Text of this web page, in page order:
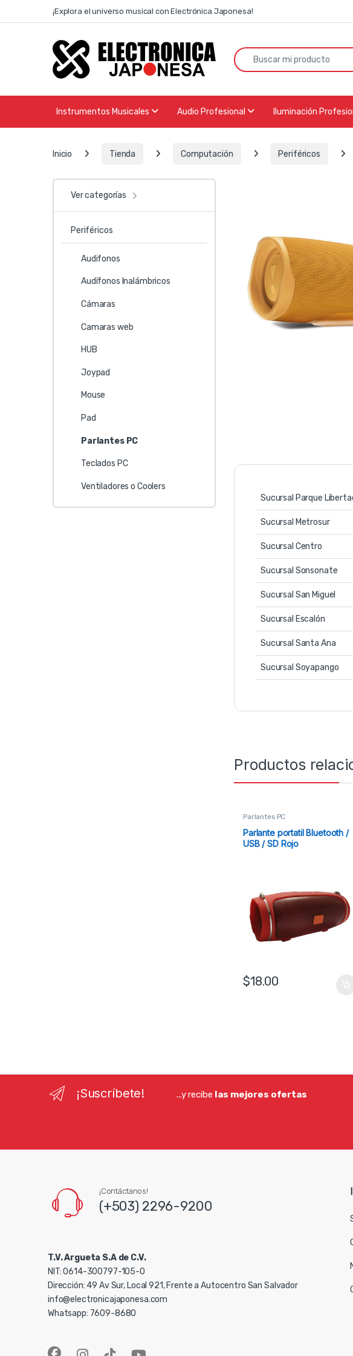
Skip to navigation
Skip to content¡Explora el universo musical con Electrónica Japonesa!
Search for:
Instrumentos Musicales Audio Profesional Iluminación
Inicio Tienda Computación Periféricos
Sucursal Parque
Sucursal Metrosur
Sucursal Centro
Sucursal Sonsonate
Sucursal San Miguel
Sucursal Escalón
Sucursal Santa Ana
Sucursal Soyapango
Productos
Parlantes PC
Parlante portatil Bluetooth /
USB / SD Rojo
$18.00
Ver categorías
Periféricos
Audifonos
Audífonos Inalámbricos
Cámaras
Camaras web
HUB
Joypad
Mouse
Pad
Parlantes PC
Teclados PC
Ventiladores o Coolers
¡Suscríbete! ...y recibe las mejores ofertas
¡Contáctanos!
(+503) 2296-9200
T.V. Argueta S.A de C.V.
NIT: 0614-300797-105-0
Dirección: 49 Av Sur, Local 921, Frente a Autocentro San Salvador
info@electronicajaponesa.com
Whatsapp: 7609-8680